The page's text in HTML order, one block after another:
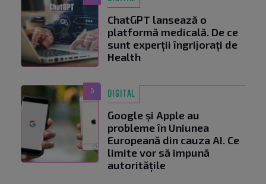
ChatGPT lansează o
platformă medicală. De ce
sunt experții îngrijorați de
Health
5 DIGITAL
Google și Apple au
probleme în Uniunea
Europeană din cauza AI. Ce
limite vor să impună
autoritățile